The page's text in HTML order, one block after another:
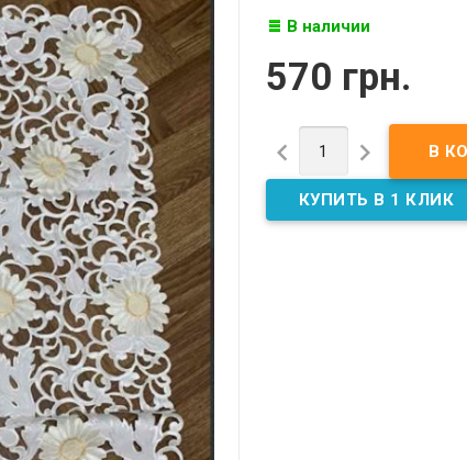
В наличии
570 грн.
 